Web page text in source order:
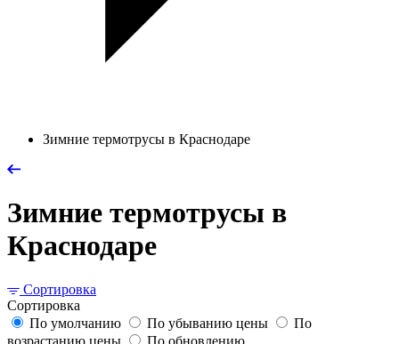
Зимние термотрусы в Краснодаре
Зимние термотрусы в
Краснодаре
Сортировка
Сортировка
По умолчанию
По убыванию цены
По
возрастанию цены
По обновлению